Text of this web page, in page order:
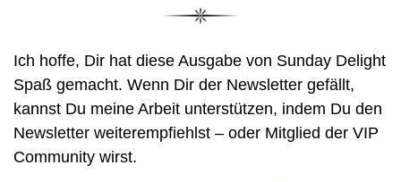
Ich hoffe, Dir hat diese Ausgabe von Sunday Delight
Spaß gemacht. Wenn Dir der Newsletter gefällt,
kannst Du meine Arbeit unterstützen, indem Du den
Newsletter weiterempfiehlst – oder Mitglied der VIP
Community wirst.